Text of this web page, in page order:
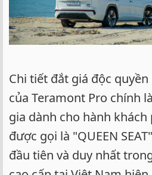
Chi tiết đắt giá độc
của Teramont Pro chính
gia dành cho hành
được gọi là "QUEEN
đầu tiên và duy nhất